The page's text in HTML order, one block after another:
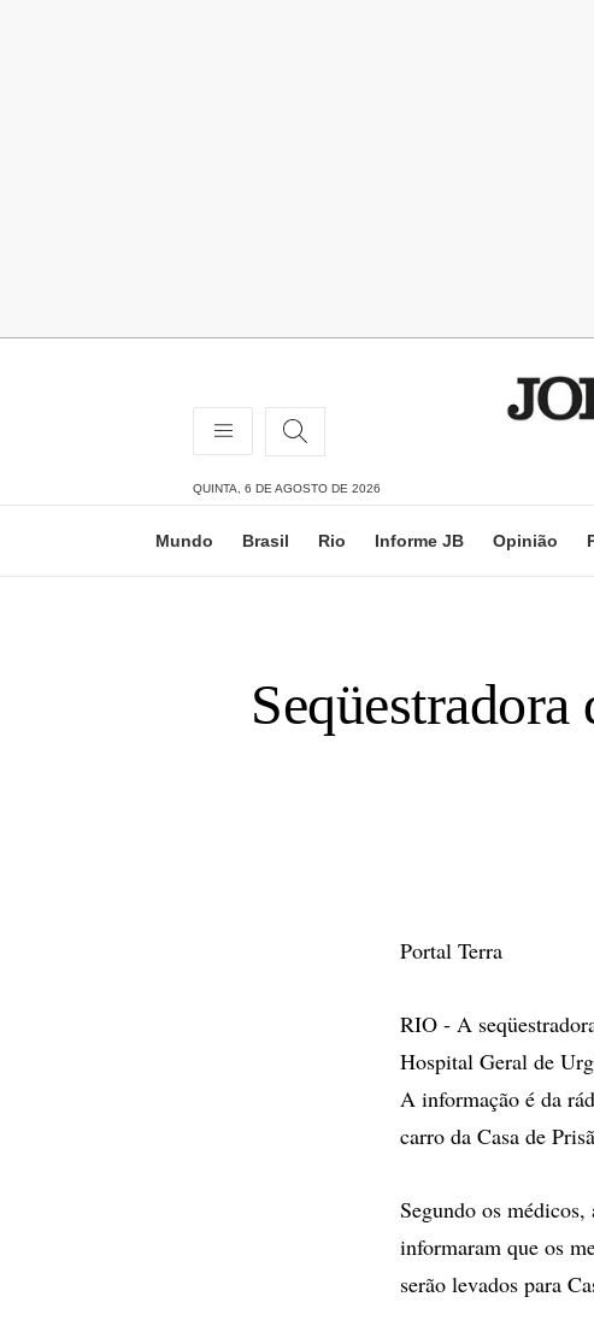
QUINTA, 6 DE AGOSTO DE 2026
Mundo Brasil Rio Informe JB Opinião
Portal Terra
RIO - A
Hospital Geral de
A informação é da
carro da Casa de
Segundo os
informaram que os
serão levados para